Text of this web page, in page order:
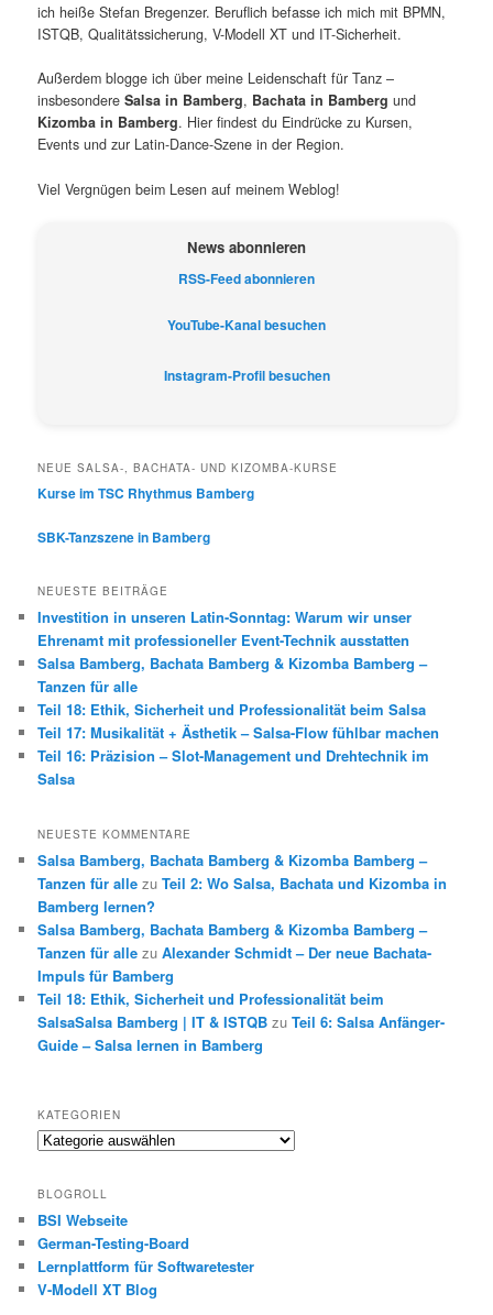
ich heiße Stefan Bregenzer. Beruflich befasse ich mich mit BPMN,
ISTQB, Qualitätssicherung, V-Modell XT und IT-Sicherheit.
Außerdem blogge ich über meine Leidenschaft für Tanz –
insbesondereSalsa in Bamberg, Bachata in Bamberg und
Kizomba in Bamberg. Hier findest du Eindrücke zu Kursen,
Events und zur Latin-Dance-Szene in der Region.
Viel Vergnügen beim Lesen auf meinem Weblog!
News abonnieren
RSS-Feed abonnieren
YouTube-Kanal besuchen
Instagram-Profil besuchen
NEUE SALSA-, BACHATA- UND KIZOMBA-KURSE
Kurse im TSC Rhythmus Bamberg
SBK-Tanzszene in Bamberg
NEUESTE BEITRÄGE
Investition in unseren Latin-Sonntag: Warum wir unser
Ehrenamt mit professioneller Event-Technik ausstatten
Salsa Bamberg, Bachata Bamberg & Kizomba Bamberg –
Tanzen für alle
Teil 18: Ethik, Sicherheit und Professionalität beim Salsa
Teil 17: Musikalität + Ästhetik – Salsa-Flow fühlbar machen
Teil 16: Präzision – Slot-Management und Drehtechnik im
Salsa
NEUESTE KOMMENTARE
Salsa Bamberg, Bachata Bamberg & Kizomba Bamberg –
Tanzen für alle zuTeil 2: Wo Salsa, Bachata und Kizomba in
Bamberg lernen?
Salsa Bamberg, Bachata Bamberg & Kizomba Bamberg –
Tanzen für alle zuAlexander Schmidt – Der neue Bachata-
Impuls für Bamberg
Teil 18: Ethik, Sicherheit und Professionalität beim
SalsaSalsa Bamberg | IT & ISTQB zuTeil 6: Salsa Anfänger-
Guide – Salsa lernen in Bamberg
KATEGORIEN
Kategorien
BLOGROLL
BSI Webseite
German-Testing-Board
Lernplattform für Softwaretester
V-Modell XT Blog